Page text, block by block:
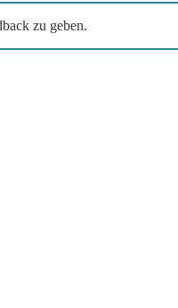
zu geben.